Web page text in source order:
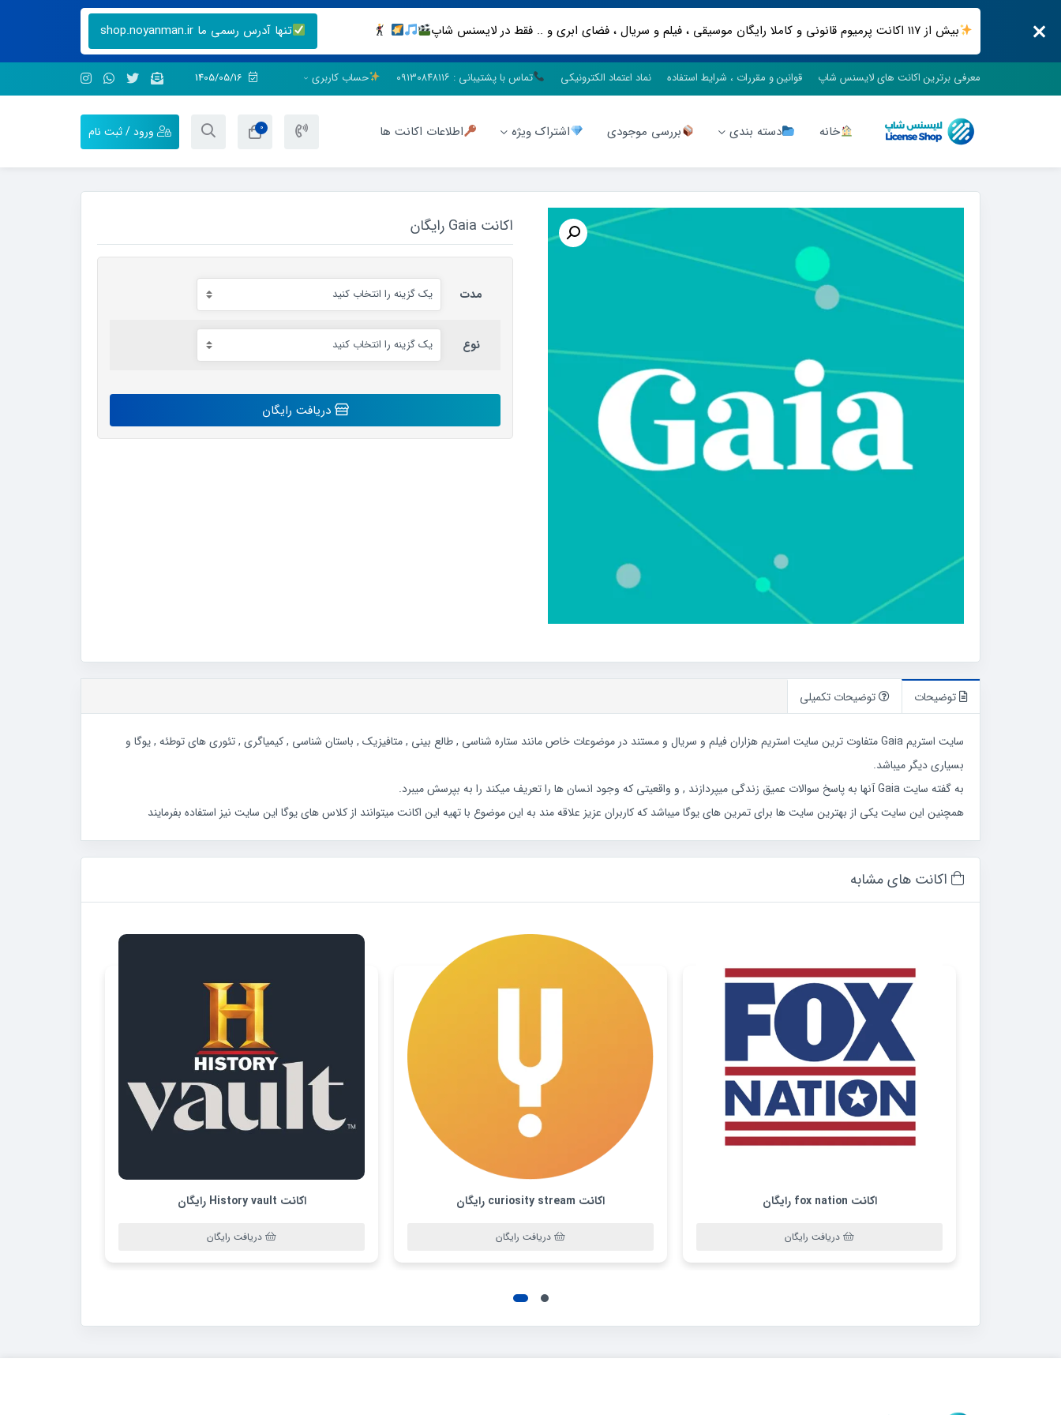
بیش از ۱۱۷ اکانت پرمیوم قانونی و کاملا رایگان موسیقی ، فیلم و سریال ، فضای ابری و .. فقط در لایسنس شاپ تنها آدرس رسمی ما shop.noyanman.ir
معرفی برترین اکانت های لایسنس شاپ قوانین و مقررات ، شرایط استفاده نماد اعتماد الکترونیکی تماس با پشتیبانی : ۰۹۱۳۰۸۴۸۱۱۶ حساب کاربری
خانه دسته بندی بررسی موجودی اشتراک ویژه اطلاعات اکانت ها ورود / ثبت نام 0
اکانت Gaia رایگان
مدت
نوع
اکانت
رایگان
دریافت رایگان
توضیحات توضیحات تکمیلی
سایت استریم Gaia متفاوت ترین سایت استریم هزاران فیلم و سریال و مستند در موضوعات خاص مانند ستاره شناسی , طالع بینی , متافیزیک , باستان شناسی , کیمیاگری , تئوری های توطئه , یوگا و
بسیاری دیگر میباشد.
به گفته سایت Gaia آنها به پاسخ سوالات عمیق زندگی میپردازند , و واقعیتی که وجود انسان ها را تعریف میکند را به بپرسش میبرد.
همچنین این سایت یکی از بهترین سایت ها برای تمرین های یوگا میباشد که کاربران عزیز علاقه مند به این موضوع با تهیه این اکانت میتوانند از کلاس های یوگا این سایت نیز استفاده بفرمایند
اکانت های مشابه
اکانت fox nation رایگان
دریافت رایگان
اکانت curiosity stream رایگان
دریافت رایگان
اکانت History vault رایگان
دریافت رایگان